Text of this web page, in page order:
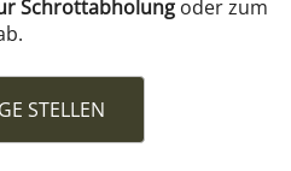
Schrottabholung oder zum
STELLEN